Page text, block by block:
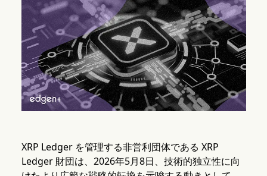
XRP Ledger を管理する非営利団体である XRP
Ledger 財団は、2026年5月8日、技術的独立性に向